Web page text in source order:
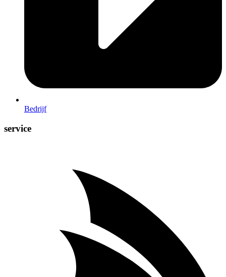
Bedrijf
service